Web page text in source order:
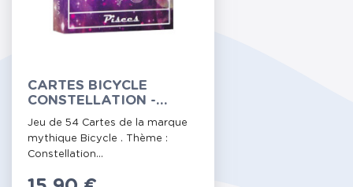
CARTES BICYCLE
CONSTELLATION -
POISSON
Jeu de 54 Cartes de la marque
mythique Bicycle . Thème :
Constellation...